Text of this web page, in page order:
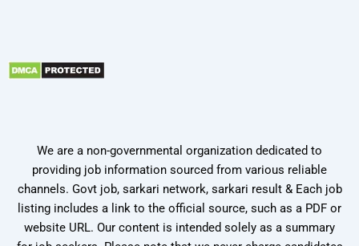
We are a non-governmental organization dedicated to
providing job information sourced from various reliable
channels. Govt job, sarkari network, sarkari result & Each job
listing includes a link to the official source, such as a PDF or
website URL. Our content is intended solely as a summary